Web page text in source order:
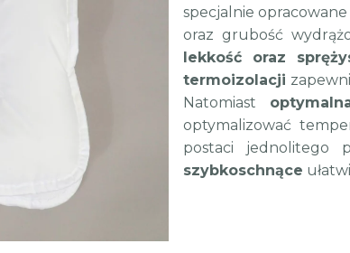
specjalnie
oraz grubość
lekkość oraz
termoizolacji
Natomiast
optymalizować
postaci jednolitego
szybkoschnące